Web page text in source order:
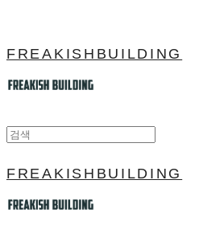
FREAKISHBUILDING
FREAKISHBUILDING